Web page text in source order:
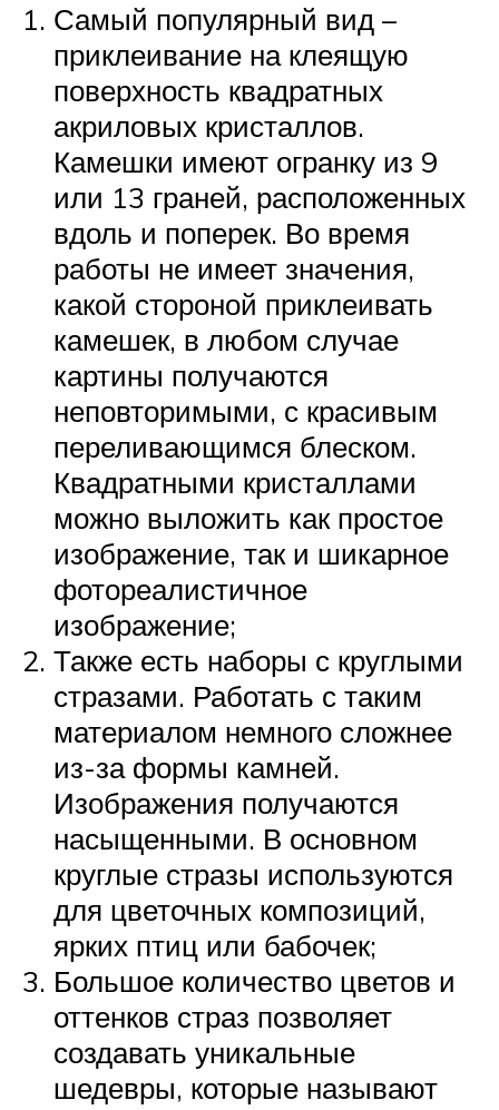
Самый популярный вид –
приклеивание на клеящую
поверхность квадратных
акриловых кристаллов.
Камешки имеют огранку из 9
или 13 граней, расположенных
вдоль и поперек. Во время
работы не имеет значения,
какой стороной приклеивать
камешек, в любом случае
картины получаются
неповторимыми, с красивым
переливающимся блеском.
Квадратными кристаллами
можно выложить как простое
изображение, так и шикарное
фотореалистичное
изображение;
Также есть наборы с круглыми
стразами. Работать с таким
материалом немного сложнее
из-за формы камней.
Изображения получаются
насыщенными. В основном
круглые стразы используются
для цветочных композиций,
ярких птиц или бабочек;
Большое количество цветов и
оттенков страз позволяет
создавать уникальные
шедевры, которые называют